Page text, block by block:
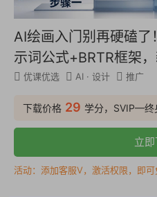
AI绘画入门别再硬磕
示词公式+BRTR框架
优课优选 AI · 设计 推广
下载价格 29 学分，SVIP—终
立
活动：添加客服V，激活权限，即